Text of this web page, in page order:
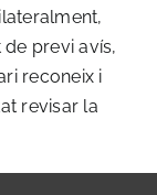
previ avís,
reconeix i
revisar la